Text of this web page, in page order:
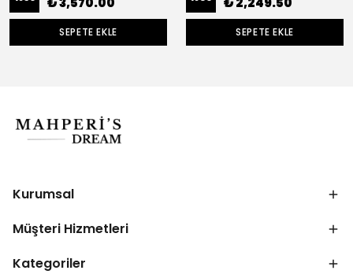
SEPETE EKLE SEPETE EKLE
Kurumsal
Müşteri Hizmetleri
Kategoriler